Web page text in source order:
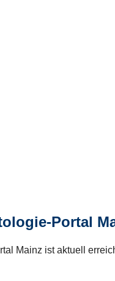
Portal
Mainz ist aktuell